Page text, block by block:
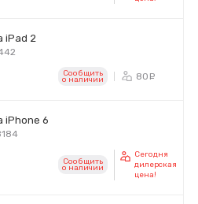
iPad 2
Сообщить
o наличии 80
iPhone 6
Сообщить
o наличии
Сегодня
дилерская
цена!